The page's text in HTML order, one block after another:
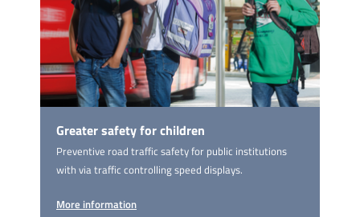
Greater safety for children
Preventive road traffic safety for public institutions
with via traffic controlling speed displays.
More information